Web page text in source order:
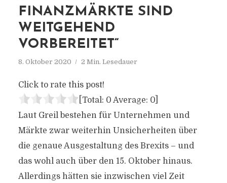
FINANZMÄRKTE SIND
WEITGEHEND
VORBEREITET“
8. Oktober 2020 2 Min. Lesedauer
Click to rate this post!
[Total: 0 Average: 0]
Laut Greil bestehen für Unternehmen und
Märkte zwar weiterhin Unsicherheiten über
die genaue Ausgestaltung des Brexits – und
das wohl auch über den 15. Oktober hinaus.
Allerdings hätten sie inzwischen viel Zeit